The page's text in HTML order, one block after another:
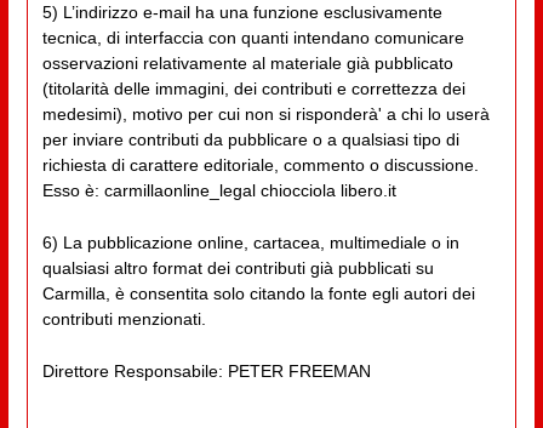
5) L’indirizzo e-mail ha una funzione esclusivamente
tecnica, di interfaccia con quanti intendano comunicare
osservazioni relativamente al materiale già pubblicato
(titolarità delle immagini, dei contributi e correttezza dei
medesimi), motivo per cui non si risponderà' a chi lo userà
per inviare contributi da pubblicare o a qualsiasi tipo di
richiesta di carattere editoriale, commento o discussione.
Esso è: carmillaonline_legal chiocciola libero.it
6) La pubblicazione online, cartacea, multimediale o in
qualsiasi altro format dei contributi già pubblicati su
Carmilla, è consentita solo citando la fonte egli autori dei
contributi menzionati.
Direttore Responsabile: PETER FREEMAN